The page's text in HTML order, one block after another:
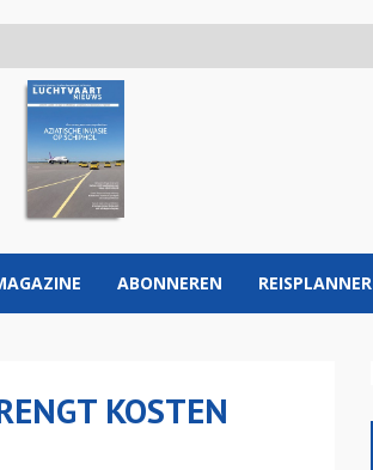
ABONNEREN REISPLANNER
KOSTEN